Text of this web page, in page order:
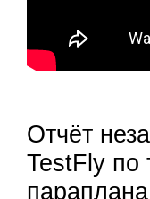
Отчёт
TestFly по